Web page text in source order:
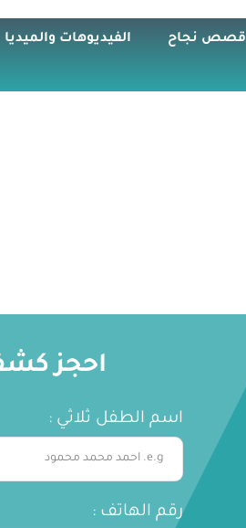
قصص نجاح الفيديوهات والميديا
احجز
اسم الطفل ثلاثي :
رقم الهاتف :